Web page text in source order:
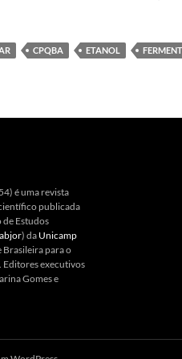
CPQBA ETANOL
é uma revista
publicada
Estudos
) da Unicamp
Brasileira para o
Editores executivos
Gomes e